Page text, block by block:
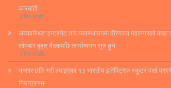
कारबाही
१ दिन अगाडि
अव्यवस्थित इन्टरनेट तार व्यवस्थापनमा वीरगञ्ज महानगरको कडा
सोमबार बृहत् बैठकपछि कार्यान्वयन सुरु हुने
१ दिन अगाडि
भन्सार छलि गरी ल्याइएका १३ भारतीय इलेक्ट्रिक स्कुटर पर्सा
नियन्त्रणमा